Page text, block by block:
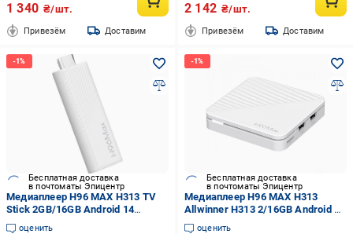
1 340 ₴/шт.
Привезём Доставим
2 142 ₴/шт.
Привезём Доставим
Бесплатная доставка
в почтоматы Эпицентр
Медиаплеер H96 MAX H313 TV
Stick 2GB/16GB Android 14
Allwinner WiFi dual band Белый
оценить
Бесплатная доставка
в почтоматы Эпицентр
Медиаплеер H96 MAX H313
Allwinner H313 2/16GB Android 14
WiFi LAN 100M
оценить